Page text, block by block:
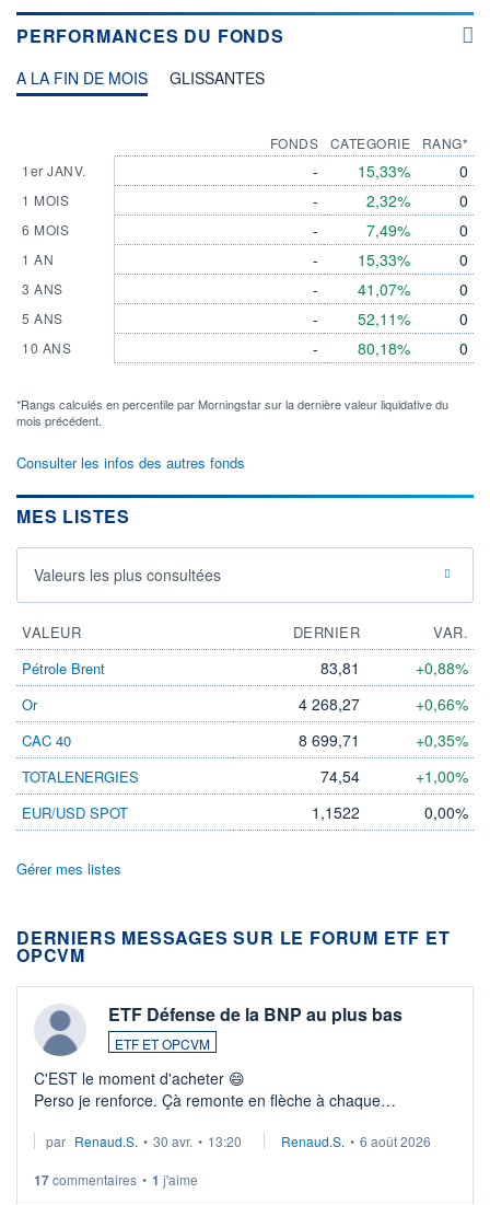
PERFORMANCES DU FONDS
A LA FIN DE MOIS GLISSANTES
1er JANV.
1 MOIS
6 MOIS
1 AN
3 ANS
5 ANS
10 ANS
FONDS
-
-
-
-
-
-
-
CATEGORIE
15,33%
2,32%
7,49%
15,33%
41,07%
52,11%
80,18%
RANG*
0
0
0
0
0
0
0
*Rangs calculés en percentile par Morningstar sur la dernière valeur liquidative du
mois précédent.
Consulter les infos des autres fonds
MES LISTES
Valeurs les plus consultées
VALEUR DERNIER
VAR.
Pétrole Brent
83,81 +0,88%
Or 4 268,27 +0,66%
CAC 40 8 699,71 +0,35%
TOTALENERGIES 74,54 +1,00%
EUR/USD SPOT 1,1522 0,00%
Gérer mes listes
DERNIERS MESSAGES SUR LE FORUM ETF ET
OPCVM
ETF Défense de la BNP au plus bas
ETF ET OPCVM
C'EST le moment d'acheter 😄​
Perso je renforce. Çà remonte en flèche à chaque
Investissement long terme tip top pour sa retraite.
par Renaud.S. • 30 avr. • 13:20 Renaud.S. • 6 août 2026
17commentaires • 1 j'aime